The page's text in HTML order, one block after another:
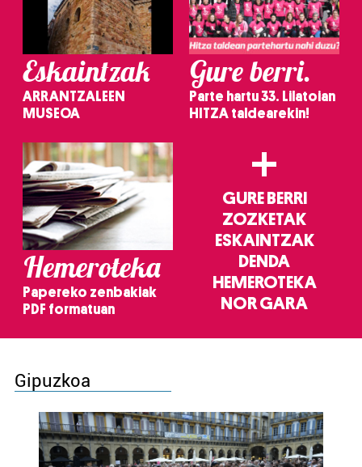
Eskaintzak
ARRANTZALEEN
MUSEOA
Gure berri.
Parte hartu 33. Lilatoian
HITZA taldearekin!
Hemeroteka
Papereko zenbakiak
PDF formatuan
+
GURE BERRI
ZOZKETAK
ESKAINTZAK
DENDA
HEMEROTEKA
NOR GARA
Gipuzkoa